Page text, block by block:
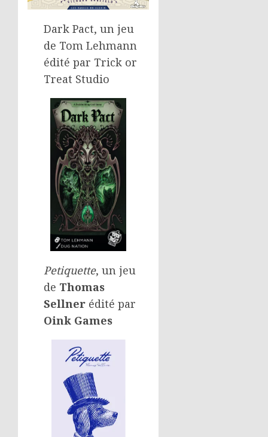
Dark Pact, un jeu
de Tom Lehmann
édité par Trick or
Treat Studio
Petiquette, un jeu
de Thomas
Sellner édité par
Oink Games